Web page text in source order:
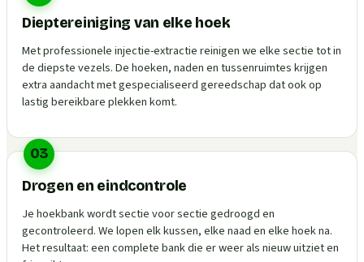
Dieptereiniging van elke hoek
Met professionele injectie-extractie reinigen we elke sectie tot in
de diepste vezels. De hoeken, naden en tussenruimtes krijgen
extra aandacht met gespecialiseerd gereedschap dat ook op
lastig bereikbare plekken komt.
03
Drogen en eindcontrole
Je hoekbank wordt sectie voor sectie gedroogd en
gecontroleerd. We lopen elk kussen, elke naad en elke hoek na.
Het resultaat: een complete bank die er weer als nieuw uitziet en